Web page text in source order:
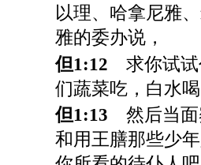
以理、哈拿尼雅
雅的委办说，
但1:12 求你试试
们蔬菜吃，白水喝
但1:13 然后当面
和用王膳那些少